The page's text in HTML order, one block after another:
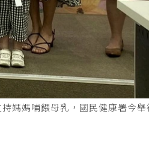
媽媽哺餵母乳，國民健康署今